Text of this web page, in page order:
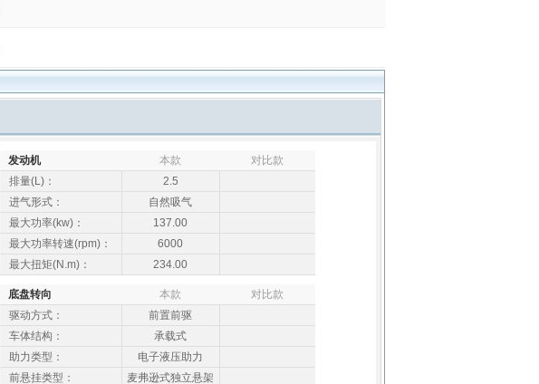
发动机 本款
对比款
排量(L)：
2.5
进气形式：
自然吸气
最大功率(kw)：
137.00
最大功率转速(rpm)：
6000
最大扭矩(N.m)：
234.00
底盘转向 本款
对比款
驱动方式：
前置前驱
车体结构：
承载式
助力类型：
电子液压助力
前悬挂类型：
麦弗逊式独立悬架